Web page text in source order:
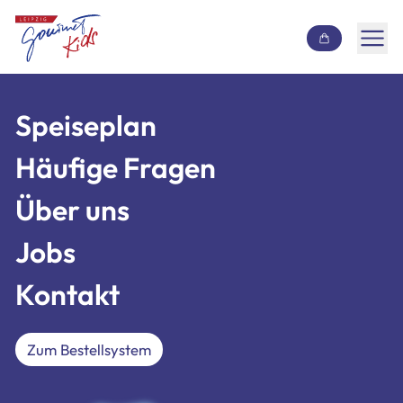
Inhalt überspringen
Häufige Fragen
Über uns
Jobs
Kontakt
Speiseplan
Häufige Fragen
Über uns
Jobs
Kontakt
Zum Bestellsystem